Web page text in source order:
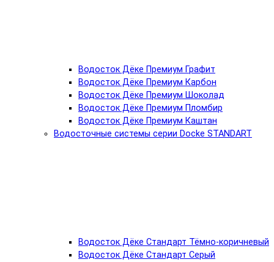
Водосток Дёке Премиум Графит
Водосток Дёке Премиум Карбон
Водосток Дёке Премиум Шоколад
Водосток Дёке Премиум Пломбир
Водосток Дёке Премиум Каштан
Водосточные системы серии Docke STANDART
Водосток Дёке Стандарт Тёмно-коричневый
Водосток Дёке Стандарт Серый